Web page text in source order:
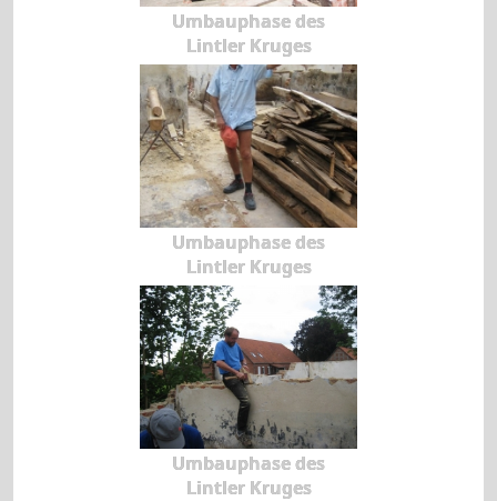
Umbauphase des
Lintler Kruges
Umbauphase des
Lintler Kruges
Umbauphase des
Lintler Kruges